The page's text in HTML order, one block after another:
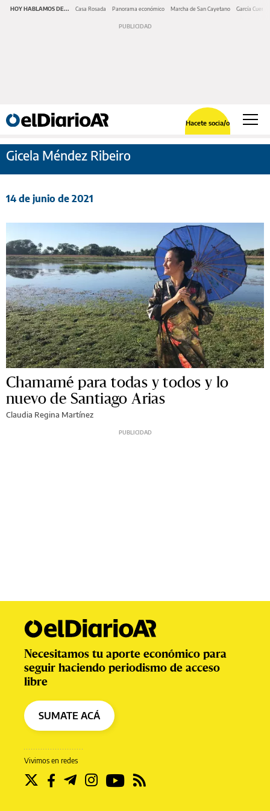
HOY HABLAMOS DE... Casa Rosada Panorama económico Marcha de San Cayetano García Cuerva
Hacete socia/o
Gicela Méndez Ribeiro
14 de junio de 2021
Chamamé para todas y todos y lo
nuevo de Santiago Arias
Claudia Regina Martínez
Vivimos en redes
Necesitamos tu aporte económico para
seguir haciendo periodismo de acceso
libre
SUMATE ACÁ